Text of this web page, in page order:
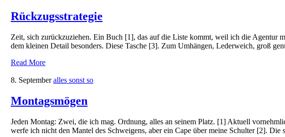
Rückzugsstrategie
Zeit, sich zurückzuziehen. Ein Buch [1], das auf die Liste kommt, weil ich die Agentur
dem kleinen Detail besonders. Diese Tasche [3]. Zum Umhängen, Lederweich, groß
Read More
8. September alles sonst so
Montagsmögen
Jeden Montag: Zwei, die ich mag. Ordnung, alles an seinem Platz. [1] Aktuell
werfe ich nicht den Mantel des Schweigens, aber ein Cape über meine Schulter [2].